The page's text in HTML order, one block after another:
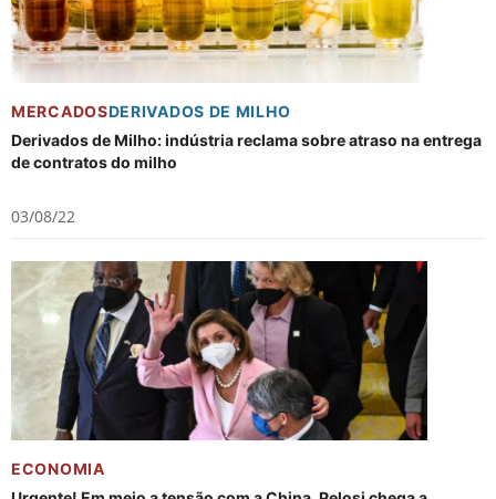
MERCADOSDERIVADOS DE MILHO
Derivados de Milho: indústria reclama sobre atraso na entrega
de contratos do milho
03/08/22
ECONOMIA